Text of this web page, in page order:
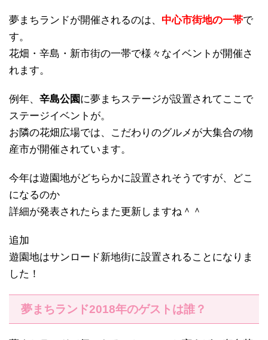
夢まちランドが開催されるのは、 中心市街地の一帯で
す。
花畑・辛島・新市街の一帯で様々なイベントが開催さ
れます。
例年、 辛島公園に夢まちステージが設置されてここで
ステージイベントが。
お隣の花畑広場では、こだわりのグルメが大集合の物
産市が開催されています。
今年は遊園地がどちらかに設置されそうですが、どこ
になるのか
詳細が発表されたらまた更新しますね＾＾
追加
遊園地はサンロード新地街に設置されることになりま
した！
夢まちランド2018年のゲストは誰？